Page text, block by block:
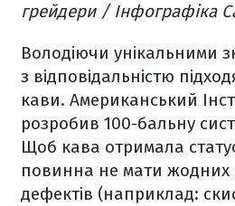
грейдери / Інфографіка
Володіючи унікальними
з відповідальністю
кави. Американський
розробив 100-бальну
Щоб кава отримала
повинна не мати
дефектів (наприклад: